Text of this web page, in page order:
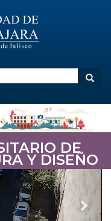
DE
Y DISEÑO
Next